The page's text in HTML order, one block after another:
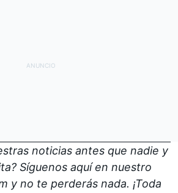
noticias antes que nadie y
Síguenos aquí en nuestro
y no te perderás nada. ¡Toda